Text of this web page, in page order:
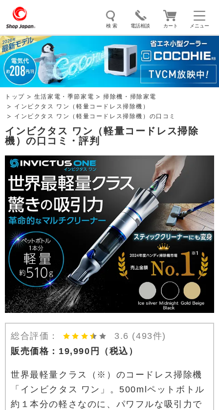
メニュー
検 索 電話相談 カート
トゥルースリーパー ソイリッチ ここひえ 枕
掃除機 クッキングプロ マイキュット
エアコン オーラルスマイル
トップ 生活家電・季節家電
掃除機・掃除家電
インビクタス ワン（軽量コードレス掃除機）
インビクタス ワン（軽量コードレス掃除機）の口コミ
インビクタス ワン（軽量コードレス掃除
機）の口コミ・評判
総合評価： 3.6 (493件)
販売価格： 19,990 円 （税込）
世界最軽量クラス（※）のコードレス掃除機
「インビクタス ワン」。500mlペットボトル
約１本分の軽さなのに、パワフルな吸引力で